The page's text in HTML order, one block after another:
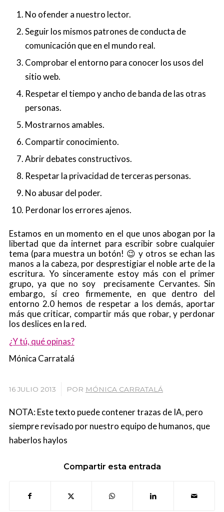
No ofender a nuestro lector.
Seguir los mismos patrones de conducta de
comunicación que en el mundo real.
Comprobar el entorno para conocer los usos del
sitio web.
Respetar el tiempo y ancho de banda de las otras
personas.
Mostrarnos amables.
Compartir conocimiento.
Abrir debates constructivos.
Respetar la privacidad de terceras personas.
No abusar del poder.
Perdonar los errores ajenos.
Estamos en un momento en el que unos abogan por la
libertad que da internet para escribir sobre cualquier
tema (para muestra un botón! 😉 y otros se echan las
manos a la cabeza, por desprestigiar el noble arte de la
escritura. Yo sinceramente estoy más con el primer
grupo, ya que no soy precisamente Cervantes. Sin
embargo, sí creo firmemente, en que dentro del
entorno 2.0 hemos de respetar a los demás, aportar
más que criticar, compartir más que robar, y perdonar
los deslices en la red.
¿Y tú, qué opinas?
Mónica Carratalá
16 JULIO 2013 POR MÓNICA CARRATALÁ
NOTA: Este texto puede contener trazas de IA, pero
siempre revisado por nuestro equipo de humanos, que
haberlos haylos
Compartir esta entrada